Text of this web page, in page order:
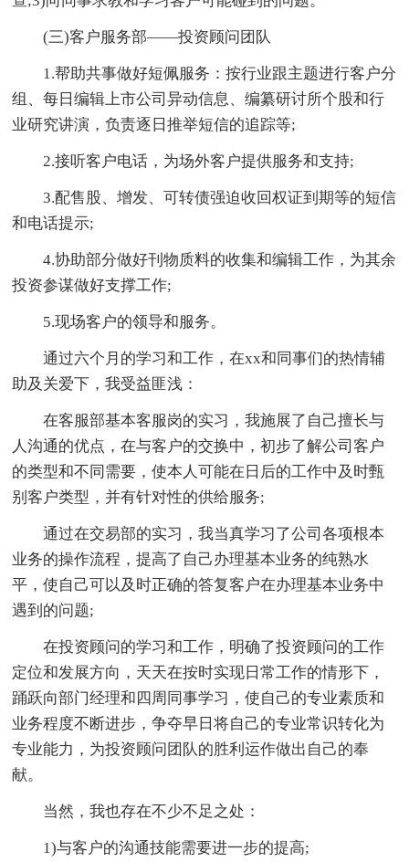
(三)客户服务部——投资顾问团队
1.帮助共事做好短佩服务：按行业跟主题进行客户分
组、每日编辑上市公司异动信息、编纂研讨所个股和行
业研究讲演，负责逐日推举短信的追踪等;
2.接听客户电话，为场外客户提供服务和支持;
3.配售股、增发、可转债强迫收回权证到期等的短信
和电话提示;
4.协助部分做好刊物质料的收集和编辑工作，为其余
投资参谋做好支撑工作;
5.现场客户的领导和服务。
通过六个月的学习和工作，在xx和同事们的热情辅
助及关爱下，我受益匪浅：
在客服部基本客服岗的实习，我施展了自己擅长与
人沟通的优点，在与客户的交换中，初步了解公司客户
的类型和不同需要，使本人可能在日后的工作中及时甄
别客户类型，并有针对性的供给服务;
通过在交易部的实习，我当真学习了公司各项根本
业务的操作流程，提高了自己办理基本业务的纯熟水
平，使自己可以及时正确的答复客户在办理基本业务中
遇到的问题;
在投资顾问的学习和工作，明确了投资顾问的工作
定位和发展方向，天天在按时实现日常工作的情形下，
踊跃向部门经理和四周同事学习，使自己的专业素质和
业务程度不断进步，争夺早日将自己的专业常识转化为
专业能力，为投资顾问团队的胜利运作做出自己的奉
献。
当然，我也存在不少不足之处：
1)与客户的沟通技能需要进一步的提高;